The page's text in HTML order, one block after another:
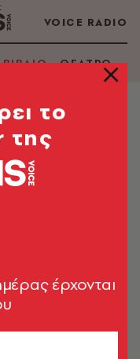
VOICE RADIO
ΒΙΒΛΙΟ ΘΕΑΤΡΟ -
το
της
έρχονται